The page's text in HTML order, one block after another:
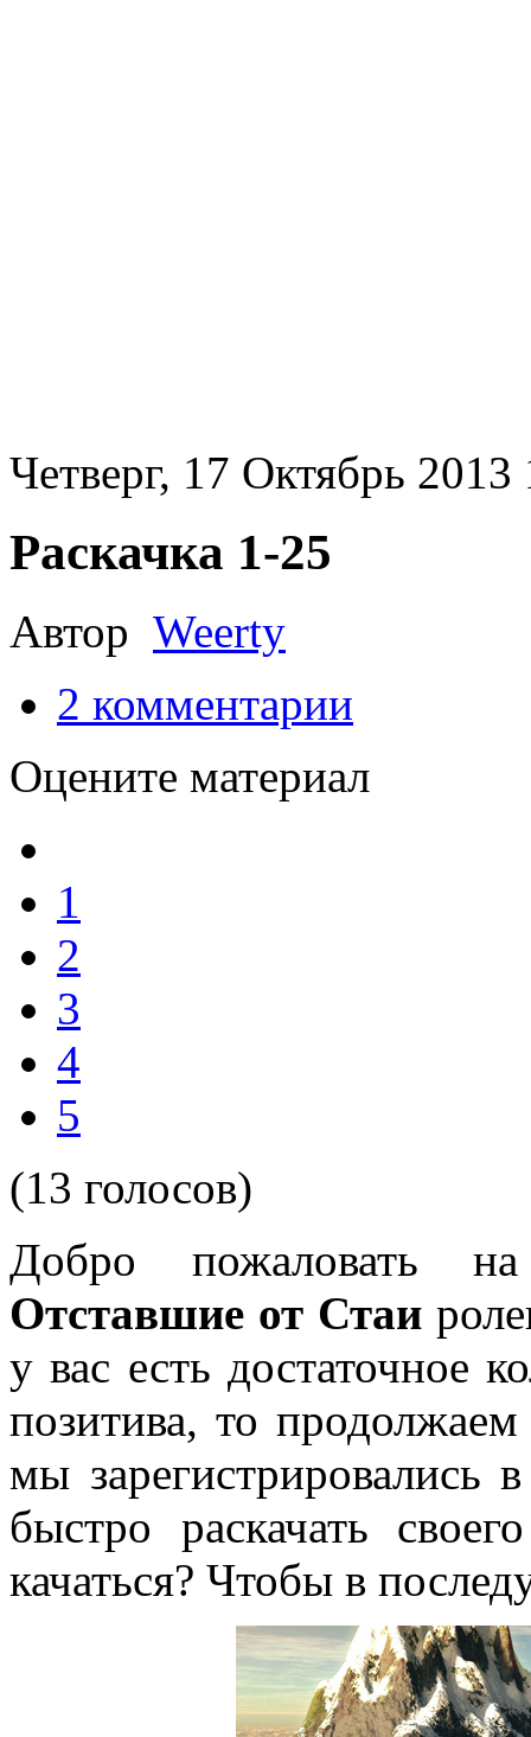
Четверг, 17 Октябрь 2013
Раскачка 1-25
Автор Weerty
2 комментарии
Оцените материал
1
2
3
4
5
(13 голосов)
Добро пожаловать
Отставшие от Стаи
у вас есть достаточное
позитива, то
мы зарегистрировались
быстро раскачать
качаться? Чтобы в